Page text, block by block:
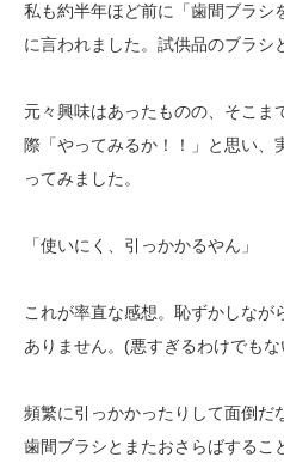
私も約半年ほど前に「歯間ブラシ
に言われました。試供品のブラシ
元々興味はあったものの、そこま
際「やってみるか！！」と思い、
ってみました。
「使いにく、引っかかるやん」
これが率直な感想。恥ずかしなが
ありません。(悪すぎるわけでもな
頻繁に引っかかったりして面倒だ
歯間ブラシとまたおさらばするこ